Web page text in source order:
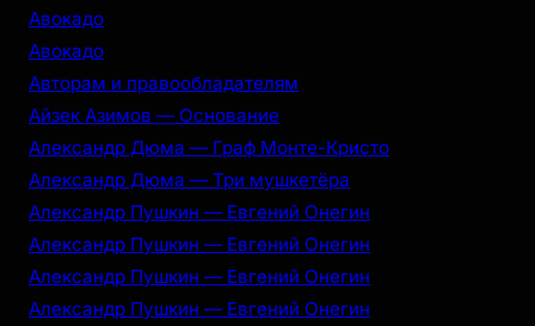
Авокадо
Авокадо
Авторам и правообладателям
Айзек Азимов — Основание
Александр Дюма — Граф Монте-Кристо
Александр Дюма — Три мушкетёра
Александр Пушкин — Евгений Онегин
Александр Пушкин — Евгений Онегин
Александр Пушкин — Евгений Онегин
Александр Пушкин — Евгений Онегин